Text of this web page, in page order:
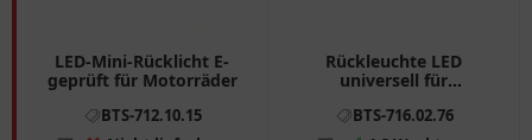
LED-Mini-Rücklicht E-
geprüft für Motorräder
BTS-712.10.15
Rückleuchte LED
universell für
BTS-716.02.76